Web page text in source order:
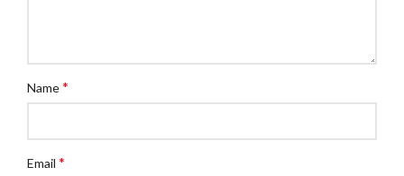
Name*
Email *